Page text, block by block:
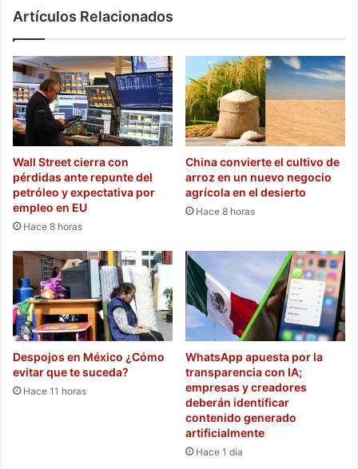
Artículos Relacionados
Wall Street cierra con
pérdidas ante repunte del
petróleo y expectativa por
empleo en EU
Hace 8 horas
China convierte el cultivo de
arroz en un nuevo negocio
agrícola en el desierto
Hace 8 horas
Despojos en México ¿Cómo
evitar que te suceda?
Hace 11 horas
WhatsApp apuesta por la
transparencia con IA;
empresas y creadores
deberán identificar
contenido generado
artificialmente
Hace 1 día